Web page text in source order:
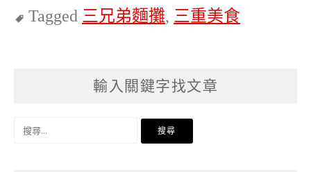
Tagged 三兄弟麵攤, 三重美食
輸入關鍵字找文章
搜